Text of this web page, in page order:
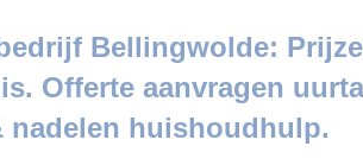
Bellingwolde:
Offerte aanvragen
nadelen huishoudhulp.